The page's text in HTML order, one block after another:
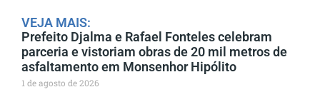
VEJA MAIS:
Prefeito Djalma e Rafael Fonteles celebram
parceria e vistoriam obras de 20 mil metros de
asfaltamento em Monsenhor Hipólito
1 de agosto de 2026